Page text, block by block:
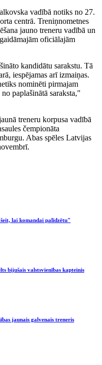
vadībā notiks no 27.
centrā. Treniņnometnes
jauno treneru vadībā un
oficiālajām
kandidātu sarakstu. Tā
iespējamas arī izmaiņas.
nominēti pirmajam
paplašinātā saraksta,"
treneru korpusa vadībā
čempionāta
Abas spēles Latvijas
lai komandai palīdzētu"
bijušais valstsvienības kapteinis
jaunais galvenais treneris